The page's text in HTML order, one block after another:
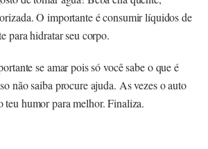
O importante é consumir líquidos de
para hidratar seu corpo.
se amar pois só você sabe o que é
não saiba procure ajuda. As vezes o auto
teu humor para melhor. Finaliza.